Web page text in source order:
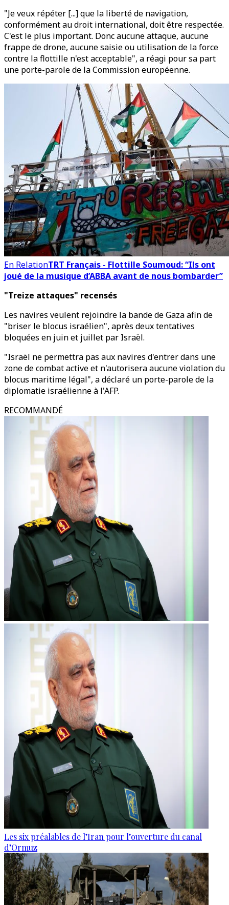
"Je veux répéter [...] que la liberté de navigation,
conformément au droit international, doit être respectée.
C'est le plus important. Donc aucune attaque, aucune
frappe de drone, aucune saisie ou utilisation de la force
contre la flottille n'est acceptable", a réagi pour sa part
une porte-parole de la Commission européenne.
En RelationTRT Français - Flottille Soumoud: “Ils ont
joué de la musique d’ABBA avant de nous bombarder”
"Treize attaques" recensés
Les navires veulent rejoindre la bande de Gaza afin de
"briser le blocus israélien", après deux tentatives
bloquées en juin et juillet par Israël.
"Israël ne permettra pas aux navires d'entrer dans une
zone de combat active et n'autorisera aucune violation du
blocus maritime légal", a déclaré un porte-parole de la
diplomatie israélienne à l'AFP.
RECOMMANDÉ
Les six préalables de l’Iran pour l’ouverture du canal
d’Ormuz